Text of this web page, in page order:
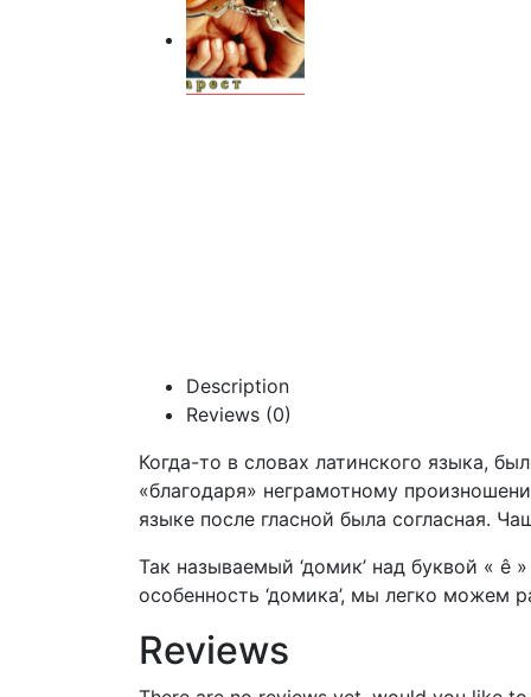
Description
Reviews (0)
Когда-то в словах латинского языка,
«благодаря» неграмотному
языке после гласной была согласная.
Так называемый ‘домик’ над буквой « ê
особенность ‘домика’, мы легко можем
Reviews